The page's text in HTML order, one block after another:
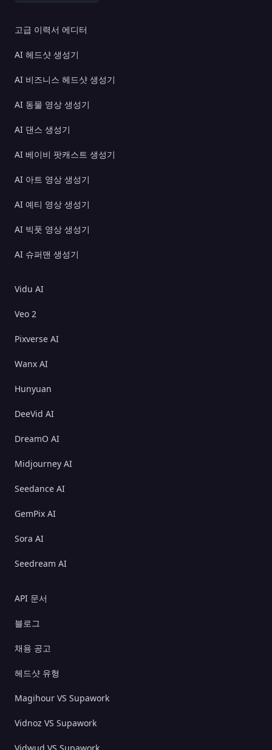
고급 이력서 에디터
AI 헤드샷 생성기
AI 비즈니스 헤드샷 생성기
AI 동물 영상 생성기
AI 댄스 생성기
AI 베이비 팟캐스트 생성기
AI 아트 영상 생성기
AI 예티 영상 생성기
AI 빅풋 영상 생성기
AI 슈퍼맨 생성기
Vidu AI
Veo 2
Pixverse AI
Wanx AI
Hunyuan
DeeVid AI
DreamO AI
Midjourney AI
Seedance AI
GemPix AI
Sora AI
Seedream AI
API 문서
블로그
채용 공고
헤드샷 유형
Magihour VS Supawork
Vidnoz VS Supawork